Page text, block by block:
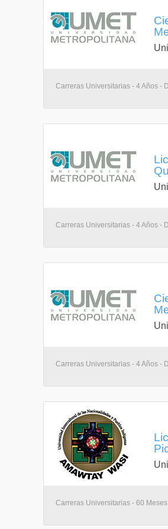
Carreras Universitarias - 4 Años -
Carreras Universitarias - 4 Años -
Carreras Universitarias - 4 Años -
Carreras Universitarias - 60